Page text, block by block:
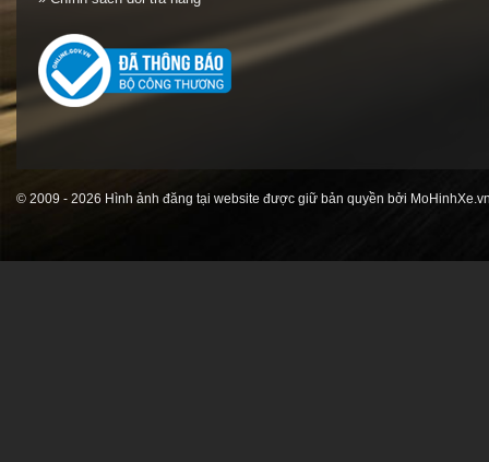
© 2009 - 2026 Hình ảnh đăng tại website được giữ bản quyền bởi